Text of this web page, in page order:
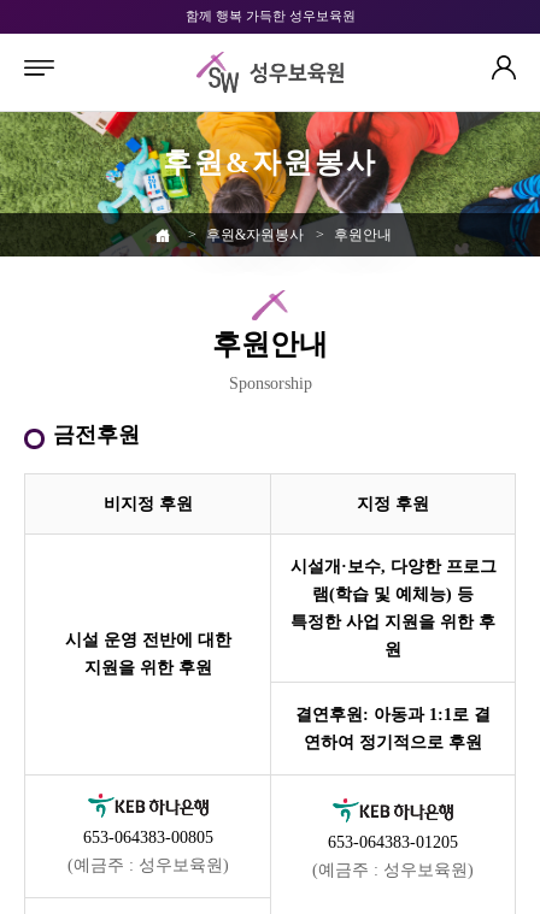
함께 행복 가득한 성우보육원
후원&자원봉사
> 후원&자원봉사 > 후원안내
후원안내
Sponsorship
금전후원
비지정 후원 지정 후원
시설 운영 전반에 대한
지원을 위한 후원
시설개·보수, 다양한 프로그
램(학습 및 예체능) 등
특정한 사업 지원을 위한 후
원
결연후원: 아동과 1:1로 결
연하여 정기적으로 후원
653-064383-00805
(예금주 : 성우보육원)
653-064383-01205
(예금주 : 성우보육원)